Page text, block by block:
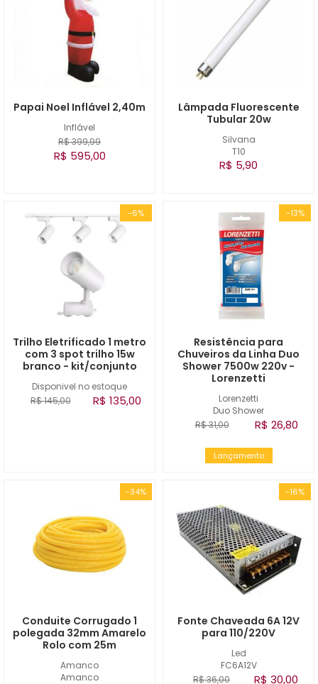
Inflável
Papai Noel Inflável 2,40m
R$ 399,99
R$ 595,00
Silvana
T10
Lâmpada Fluorescente
Tubular 20w
R$ 5,90
-6%
Disponivel no estoque
Trilho Eletrificado 1 metro
com 3 spot trilho 15w
branco - kit/conjunto
R$ 145,00 R$ 135,00
-13%
Lorenzetti
Duo Shower
Resistência para
Chuveiros da Linha Duo
Shower 7500w 220v -
Lorenzetti
R$ 31,00 R$ 26,80
Lançamento
-34%
Amanco
Amanco
Conduite Corrugado 1
polegada 32mm Amarelo
Rolo com 25m
-16%
Led
FC6A12V
Fonte Chaveada 6A 12V
para 110/220V
R$ 36,00 R$ 30,00